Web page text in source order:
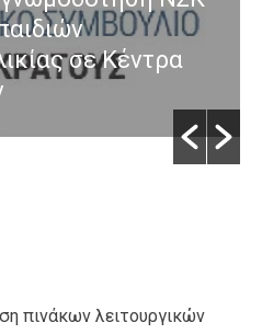
σε Κέντρα
πινάκων λειτουργικών